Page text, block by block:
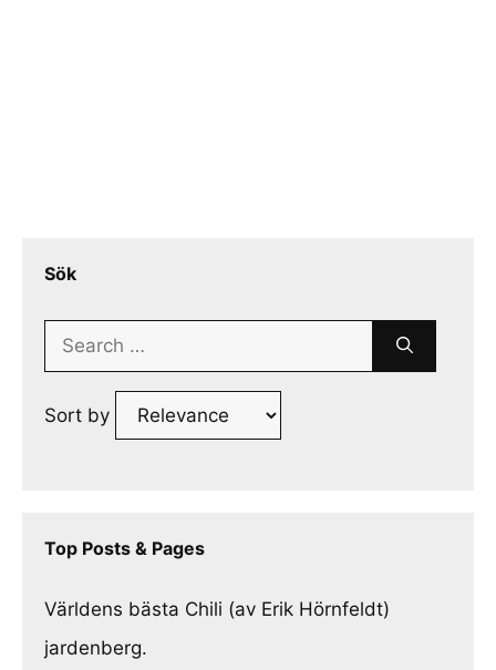
Sök
Search
Sort by
Top Posts & Pages
Världens bästa Chili (av Erik Hörnfeldt)
jardenberg.